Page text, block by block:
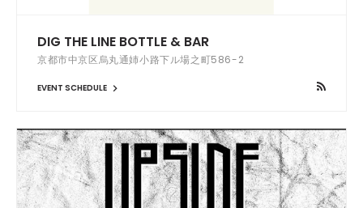
DIG THE LINE BOTTLE & BAR
京都市中京区烏丸通姉小路下ル場之町586-2
EVENT SCHEDULE